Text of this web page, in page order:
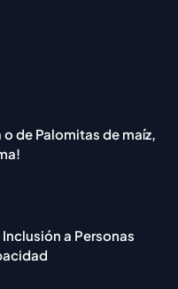
o de Palomitas de maíz,
a Personas